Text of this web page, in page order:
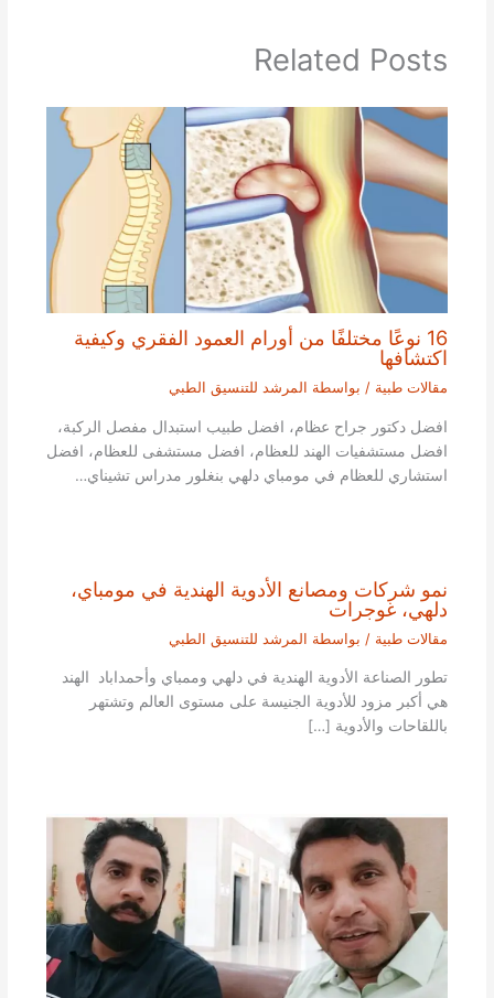
Related Posts
16 نوعًا مختلفًا من أورام العمود الفقري وكيفية
اكتشافها
مقالات طبية / بواسطة المرشد للتنسيق الطبي
افضل دكتور جراح عظام، افضل طبيب استبدال مفصل الركبة،
افضل مستشفيات الهند للعظام، افضل مستشفى للعظام، افضل
استشاري للعظام في مومباي دلهي بنغلور مدراس تشيناي…
نمو شركات ومصانع الأدوية الهندية في مومباي،
دلهي، غوجرات
مقالات طبية / بواسطة المرشد للتنسيق الطبي
تطور الصناعة الأدوية الهندية في دلهي وممباي وأحمداباد الهند
هي أكبر مزود للأدوية الجنيسة على مستوى العالم وتشتهر
باللقاحات والأدوية […]